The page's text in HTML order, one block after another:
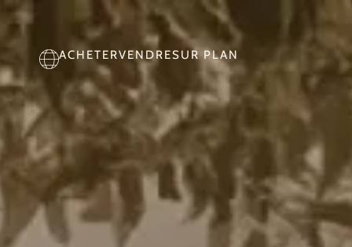
ACHETERVENDRESUR PLAN